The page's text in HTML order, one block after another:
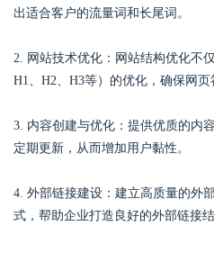
出适合客户的流量词和长尾词。
2. 网站技术优化：网站结构优化不
H1、H2、H3等）的优化，确保网页
3. 内容创建与优化：提供优质的内
定期更新，从而增加用户黏性。
4. 外部链接建设：建立高质量的外
式，帮助企业打造良好的外部链接结